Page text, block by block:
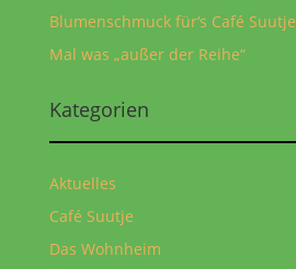
Blumenschmuck für‘s Café Suutje
Mal was „außer der Reihe“
Kategorien
Aktuelles
Café Suutje
Das Wohnheim